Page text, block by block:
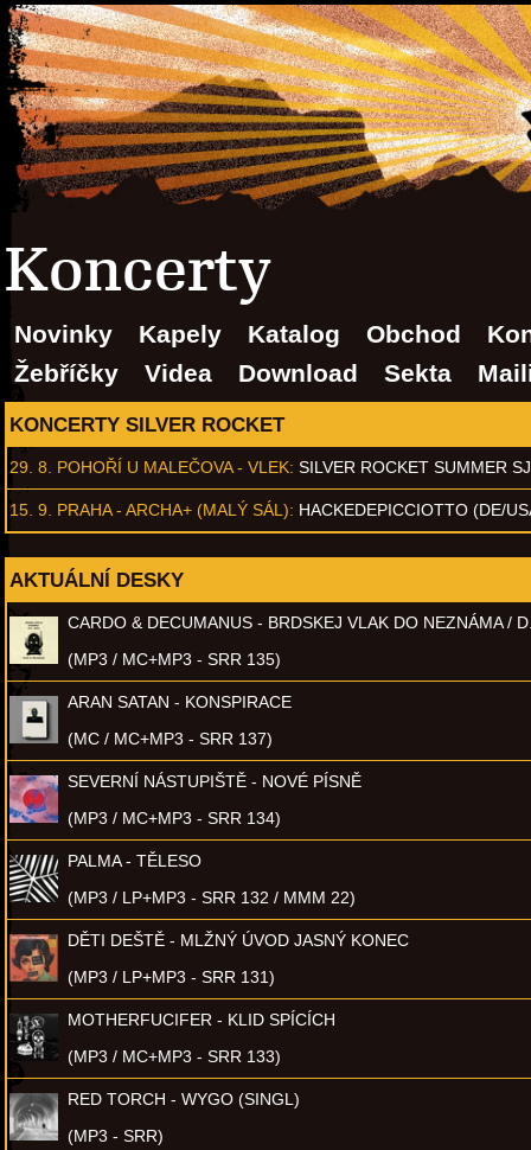
Koncerty
Novinky Kapely Katalog Obchod
Žebříčky
Videa Download Sekta
KONCERTY SILVER ROCKET
29. 8. POHOŘÍ U MALEČOVA - VLEK: SILVER ROCKET SUMMER
15. 9. PRAHA - ARCHA+ (MALÝ SÁL): HACKEDEPICCIOTTO (DE/
AKTUÁLNÍ DESKY
CARDO & DECUMANUS - BRDSKEJ VLAK DO NEZNÁMA /
(MP3 / MC+MP3 - SRR 135)
ARAN SATAN - KONSPIRACE
(MC / MC+MP3 - SRR 137)
SEVERNÍ NÁSTUPIŠTĚ - NOVÉ PÍSNĚ
(MP3 / MC+MP3 - SRR 134)
PALMA - TĚLESO
(MP3 / LP+MP3 - SRR 132 / MMM 22)
DĚTI DEŠTĚ - MLŽNÝ ÚVOD JASNÝ KONEC
(MP3 / LP+MP3 - SRR 131)
MOTHERFUCIFER - KLID SPÍCÍCH
(MP3 / MC+MP3 - SRR 133)
RED TORCH - WYGO (SINGL)
(MP3 - SRR)